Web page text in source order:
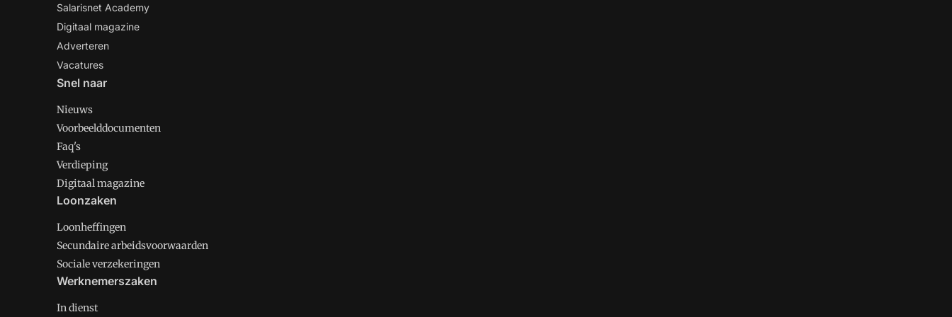
Salarisnet Academy
Digitaal magazine
Adverteren
Vacatures
Snel naar
Nieuws
Voorbeelddocumenten
Faq's
Verdieping
Digitaal magazine
Loonzaken
Loonheffingen
Secundaire arbeidsvoorwaarden
Sociale verzekeringen
Werknemerszaken
In dienst